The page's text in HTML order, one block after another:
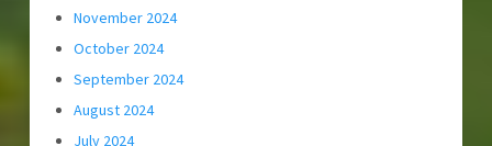
November 2024
October 2024
September 2024
August 2024
July 2024